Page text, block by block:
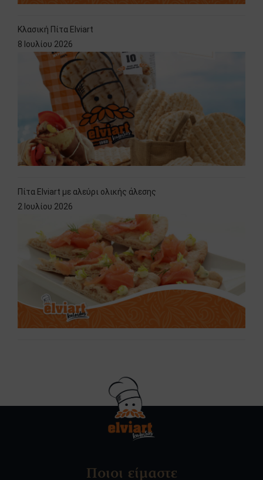
Κλασική Πίτα Elviart
8 Ιουλίου 2026
Πίτα Elviart με αλεύρι ολικής άλεσης
2 Ιουλίου 2026
Ποιοι είμαστε